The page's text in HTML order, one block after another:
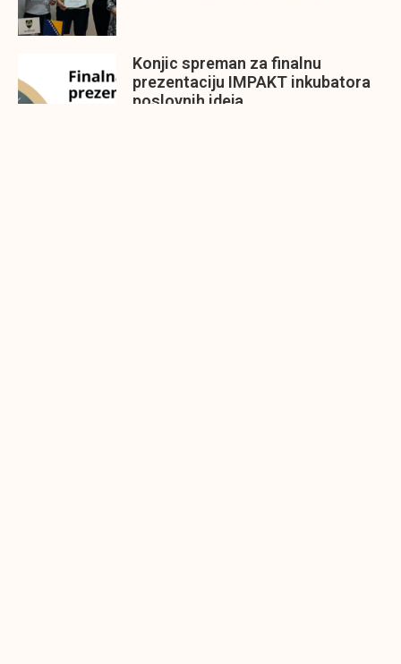
Konjic spreman za finalnu
prezentaciju IMPAKT inkubatora
poslovnih ideja